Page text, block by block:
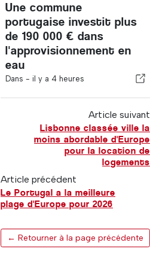
Une commune
portugaise investit plus
de 190 000 € dans
l'approvisionnement en
eau
Dans - il y a 4 heures
Article suivant
Lisbonne classée ville la
moins abordable d'Europe
pour la location de
logements
Article précédent
Le Portugal a la meilleure
plage d'Europe pour 2026
← Retourner à la page précédente